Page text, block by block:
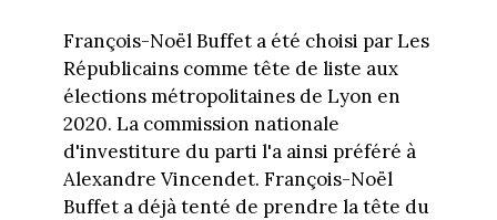
François-Noël Buffet a été choisi par Les
Républicains comme tête de liste aux
élections métropolitaines de Lyon en
2020. La commission nationale
d'investiture du parti l'a ainsi préféré à
Alexandre Vincendet. François-Noël
Buffet a déjà tenté de prendre la tête du